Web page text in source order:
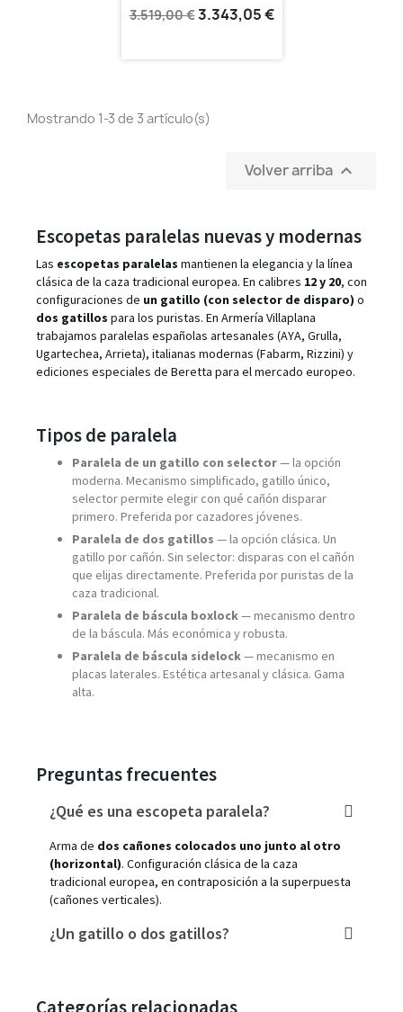
3.519,00 €3.343,05 €
Mostrando 1-3 de 3 artículo(s)
Volver arriba 
Escopetas paralelas nuevas y modernas
Las escopetas paralelas mantienen la elegancia y la línea
clásica de la caza tradicional europea. En calibres 12 y 20, con
configuraciones de un gatillo (con selector de disparo) o
dos gatillos para los puristas. En Armería Villaplana
trabajamos paralelas españolas artesanales (AYA, Grulla,
Ugartechea, Arrieta), italianas modernas (Fabarm, Rizzini) y
ediciones especiales de Beretta para el mercado europeo.
Tipos de paralela
Paralela de un gatillo con selector— la opción
moderna. Mecanismo simplificado, gatillo único,
selector permite elegir con qué cañón disparar
primero. Preferida por cazadores jóvenes.
Paralela de dos gatillos — la opción clásica. Un
gatillo por cañón. Sin selector: disparas con el cañón
que elijas directamente. Preferida por puristas de la
caza tradicional.
Paralela de báscula boxlock— mecanismo dentro
de la báscula. Más económica y robusta.
Paralela de báscula sidelock— mecanismo en
placas laterales. Estética artesanal y clásica. Gama
alta.
Preguntas frecuentes
¿Qué es una escopeta paralela?
Arma de dos cañones colocados uno junto al otro
(horizontal). Configuración clásica de la caza
tradicional europea, en contraposición a la superpuesta
(cañones verticales).
¿Un gatillo o dos gatillos?
Categorías relacionadas